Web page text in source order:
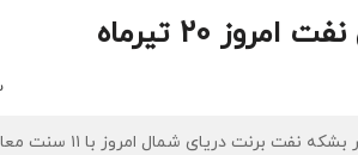
20 تیرماه
شمال امروز با ۱۱ سنت معادل ۰.۱۶ درصد افزایش به ۶۸ دلار و ۷۵ سنت رسید.